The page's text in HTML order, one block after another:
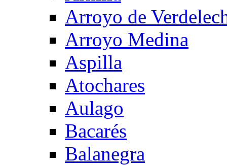
Arroyo de
Arroyo Medina
Aspilla
Atochares
Aulago
Bacarés
Balanegra